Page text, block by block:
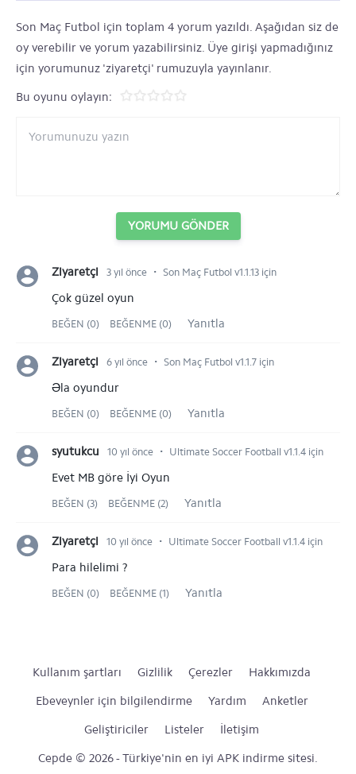
Son Maç Futbol için toplam 4 yorum yazıldı. Aşağıdan siz de
oy verebilir ve yorum yazabilirsiniz. Üye girişi yapmadığınız
için yorumunuz 'ziyaretçi' rumuzuyla yayınlanır.
Bu oyunu oylayın:
YORUMU GÖNDER
Ziyaretçi 3 yıl önce ⋅ Son Maç Futbol v1.1.13 için
Çok güzel oyun
BEĞEN (0) BEĞENME (0) Yanıtla
Ziyaretçi 6 yıl önce ⋅ Son Maç Futbol v1.1.7 için
Əla oyundur
BEĞEN (0) BEĞENME (0) Yanıtla
syutukcu 10 yıl önce ⋅ Ultimate Soccer Football v1.1.4 için
Evet MB göre İyi Oyun
BEĞEN (3) BEĞENME (2) Yanıtla
Ziyaretçi 10 yıl önce ⋅ Ultimate Soccer Football v1.1.4 için
Para hilelimi ?
BEĞEN (0) BEĞENME (1) Yanıtla
Kullanım şartları Gizlilik Çerezler
Hakkımızda
Ebeveynler için bilgilendirme
Yardım
Anketler
Geliştiriciler
Listeler
İletişim
Cepde © 2026 - Türkiye'nin en iyi APK indirme sitesi.